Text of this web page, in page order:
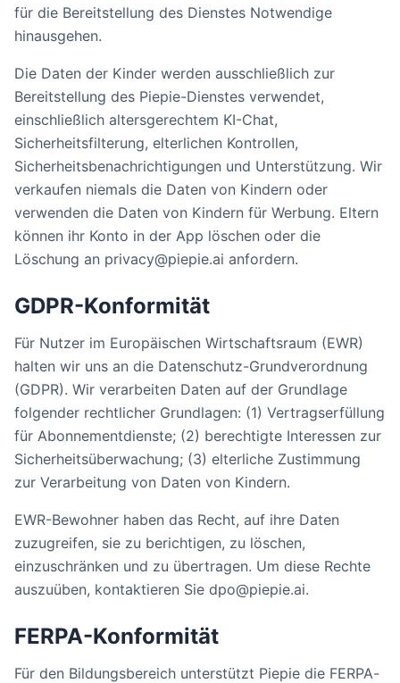
für die Bereitstellung des Dienstes Notwendige
hinausgehen.
Die Daten der Kinder werden ausschließlich zur
Bereitstellung des Piepie-Dienstes verwendet,
einschließlich altersgerechtem KI-Chat,
Sicherheitsfilterung, elterlichen Kontrollen,
Sicherheitsbenachrichtigungen und Unterstützung. Wir
verkaufen niemals die Daten von Kindern oder
verwenden die Daten von Kindern für Werbung. Eltern
können ihr Konto in der App löschen oder die
Löschung an privacy@piepie.ai anfordern.
GDPR-Konformität
Für Nutzer im Europäischen Wirtschaftsraum (EWR)
halten wir uns an die Datenschutz-Grundverordnung
(GDPR). Wir verarbeiten Daten auf der Grundlage
folgender rechtlicher Grundlagen: (1) Vertragserfüllung
für Abonnementdienste; (2) berechtigte Interessen zur
Sicherheitsüberwachung; (3) elterliche Zustimmung
zur Verarbeitung von Daten von Kindern.
EWR-Bewohner haben das Recht, auf ihre Daten
zuzugreifen, sie zu berichtigen, zu löschen,
einzuschränken und zu übertragen. Um diese Rechte
auszuüben, kontaktieren Sie dpo@piepie.ai.
FERPA-Konformität
Für den Bildungsbereich unterstützt Piepie die FERPA-